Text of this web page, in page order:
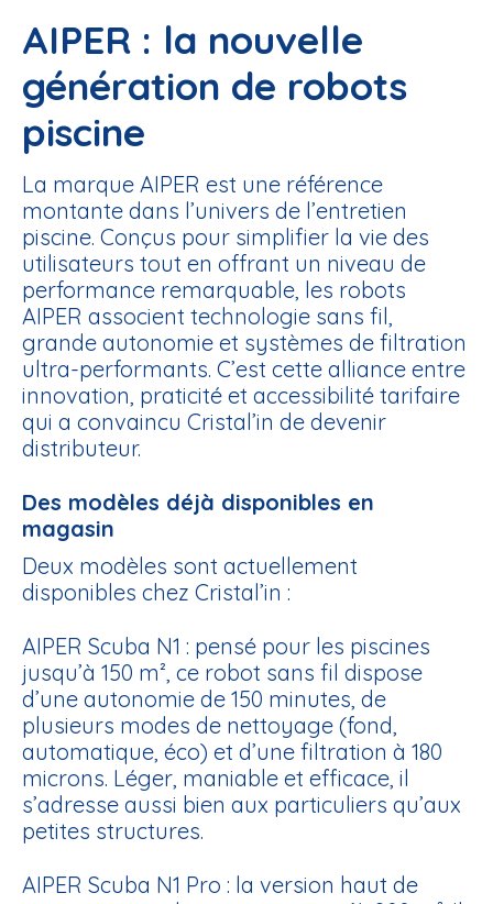
AIPER : la nouvelle
génération de robots
piscine
La marque AIPER est une référence
montante dans l’univers de l’entretien
piscine. Conçus pour simplifier la vie des
utilisateurs tout en offrant un niveau de
performance remarquable, les robots
AIPER associent technologie sans fil,
grande autonomie et systèmes de filtration
ultra-performants. C’est cette alliance entre
innovation, praticité et accessibilité tarifaire
qui a convaincu Cristal’in de devenir
distributeur.
Des modèles déjà disponibles en
magasin
Deux modèles sont actuellement
disponibles chez Cristal’in :
AIPER Scuba N1 : pensé pour les piscines
jusqu’à 150 m², ce robot sans fil dispose
d’une autonomie de 150 minutes, de
plusieurs modes de nettoyage (fond,
automatique, éco) et d’une filtration à 180
microns. Léger, maniable et efficace, il
s’adresse aussi bien aux particuliers qu’aux
petites structures.
AIPER Scuba N1 Pro : la version haut de